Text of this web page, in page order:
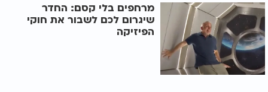
מרחפים בלי קסם: החדר
שיגרום לכם לשבור את חוקי
הפיזיקה